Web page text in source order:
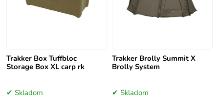
Trakker Box Tuffbloc
Storage Box XL carp rk
Skladom
Trakker Brolly Summit X
Brolly System
Skladom